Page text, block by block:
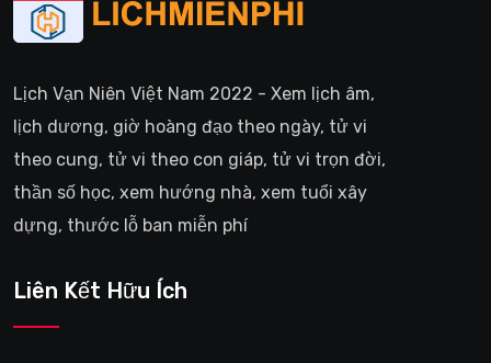
Lịch Vạn Niên Việt Nam 2022 - Xem lịch âm,
lịch dương, giờ hoàng đạo theo ngày, tử vi
theo cung, tử vi theo con giáp, tử vi trọn đời,
thần số học, xem hướng nhà, xem tuổi xây
dựng, thước lỗ ban miễn phí
Liên Kết Hữu Ích